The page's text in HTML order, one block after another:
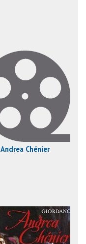
Andrea Chénier